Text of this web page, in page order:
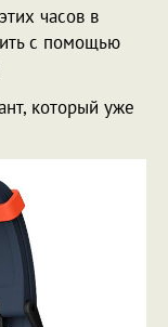
часов в
с помощью
который уже